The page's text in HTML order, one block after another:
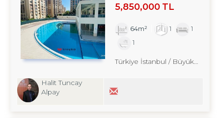
5,850,000 TL
64m² 1
1
1
Halit Tuncay
Alpay